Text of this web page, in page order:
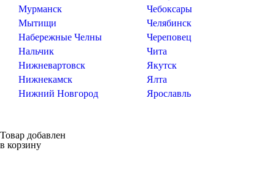
Мурманск
Мытищи
Набережные Челны
Нальчик
Нижневартовск
Нижнекамск
Нижний Новгород
Чебоксары
Челябинск
Череповец
Чита
Якутск
Ялта
Ярославль
Товар добавлен
в корзину